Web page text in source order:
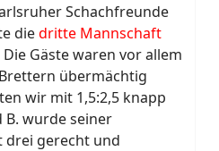
Schachfreunde
diedritte Mannschaft
Gäste waren vor allem
übermächtig
wir mit 1,5:2,5 knapp
B. wurde seiner
drei gerecht und